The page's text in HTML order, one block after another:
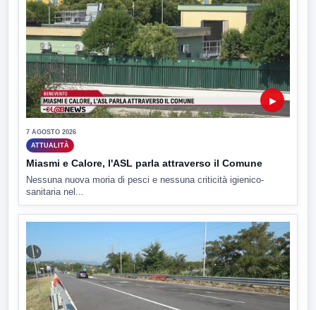
▶
7 AGOSTO 2026
ATTUALITÀ
Miasmi e Calore, l'ASL parla attraverso il Comune
Nessuna nuova moria di pesci e nessuna criticità igienico-
sanitaria nel...